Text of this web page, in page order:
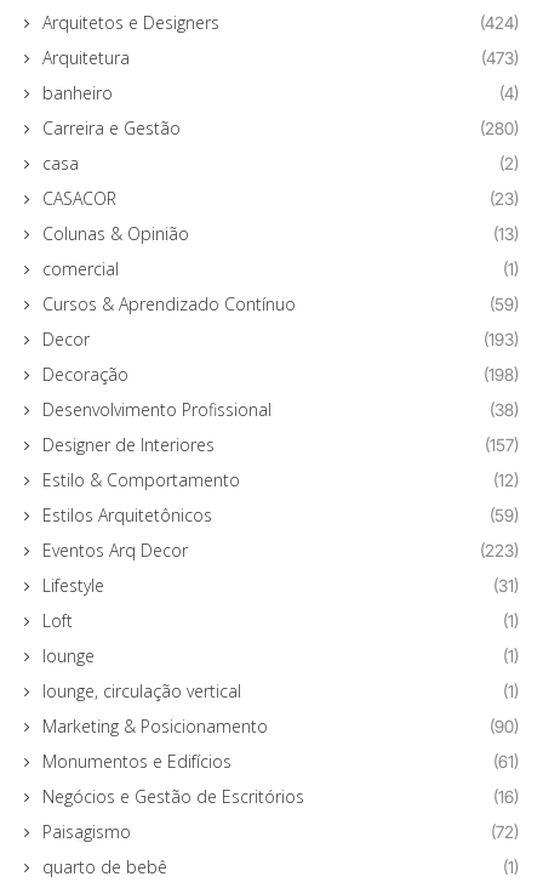
Arquitetos e Designers (424)
Arquitetura (473)
banheiro (4)
Carreira e Gestão (280)
casa (2)
CASACOR (23)
Colunas & Opinião (13)
comercial (1)
Cursos & Aprendizado Contínuo (59)
Decor (193)
Decoração (198)
Desenvolvimento Profissional (38)
Designer de Interiores (157)
Estilo & Comportamento (12)
Estilos Arquitetônicos (59)
Eventos Arq Decor (223)
Lifestyle (31)
Loft (1)
lounge (1)
lounge, circulação vertical (1)
Marketing & Posicionamento (90)
Monumentos e Edifícios (61)
Negócios e Gestão de Escritórios (16)
Paisagismo (72)
quarto de bebê (1)